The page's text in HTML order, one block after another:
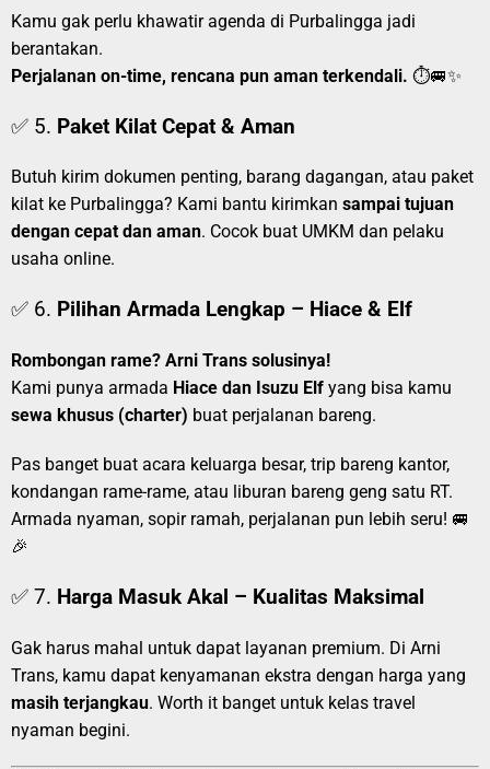
Kamu gak perlu khawatir agenda di Purbalingga jadi
berantakan.
Perjalanan on-time, rencana pun aman terkendali. ⏱️🚐✨
✅ 5. Paket Kilat Cepat & Aman
Butuh kirim dokumen penting, barang dagangan, atau paket
kilat ke Purbalingga? Kami bantu kirimkan sampai tujuan
dengan cepat dan aman. Cocok buat UMKM dan pelaku
usaha online.
✅ 6. Pilihan Armada Lengkap – Hiace & Elf
Rombongan rame? Arni Trans solusinya!
Kami punya armada Hiace dan Isuzu Elf yang bisa kamu
sewa khusus (charter) buat perjalanan bareng.
Pas banget buat acara keluarga besar, trip bareng kantor,
kondangan rame-rame, atau liburan bareng geng satu RT.
Armada nyaman, sopir ramah, perjalanan pun lebih seru! 🚐
🎉
✅ 7. Harga Masuk Akal – Kualitas Maksimal
Gak harus mahal untuk dapat layanan premium. Di Arni
Trans, kamu dapat kenyamanan ekstra dengan harga yang
masih terjangkau. Worth it banget untuk kelas travel
nyaman begini.